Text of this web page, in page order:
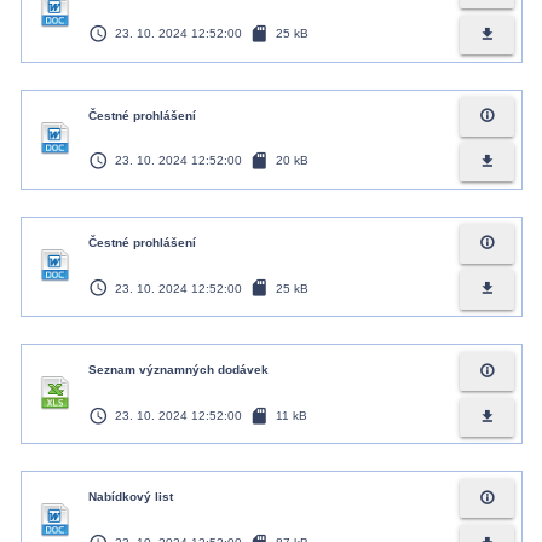
access_time 23. 10. 2024 12:52:00 sd_card 25 kB file_download
Čestné prohlášení
access_time 23. 10. 2024 12:52:00 sd_card 20 kB
info_outline
file_download
Čestné prohlášení
access_time 23. 10. 2024 12:52:00 sd_card 25 kB
info_outline
file_download
Seznam významných dodávek
access_time 23. 10. 2024 12:52:00 sd_card 11 kB
info_outline
file_download
Nabídkový list info_outline